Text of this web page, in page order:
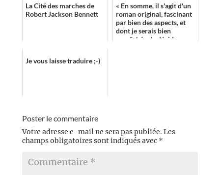
La Cité des marches de
Robert Jackson Bennett
« En somme, il s'agit d'un
roman original, fascinant
par bien des aspects, et
dont je serais bien
empêchée de décider
Je vous laisse traduire ;-)
Poster le commentaire
Votre adresse e-mail ne sera pas publiée. Les
champs obligatoires sont indiqués avec *